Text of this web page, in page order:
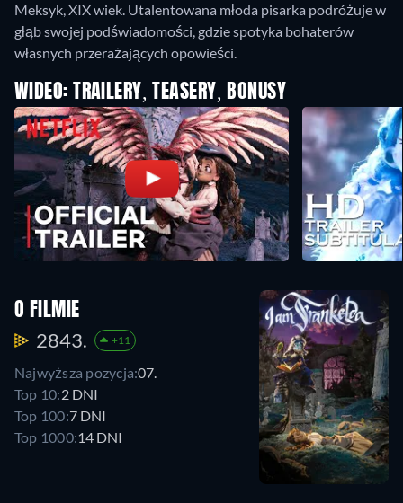
Meksyk, XIX wiek. Utalentowana młoda pisarka podróżuje w
głąb swojej podświadomości, gdzie spotyka bohaterów
własnych przerażających opowieści.
WIDEO: TRAILERY, TEASERY, BONUSY
O FILMIE
2843. +11
Najwyższa pozycja:07.
Top 10:2 DNI
Top 100:7 DNI
Top 1000:14 DNI